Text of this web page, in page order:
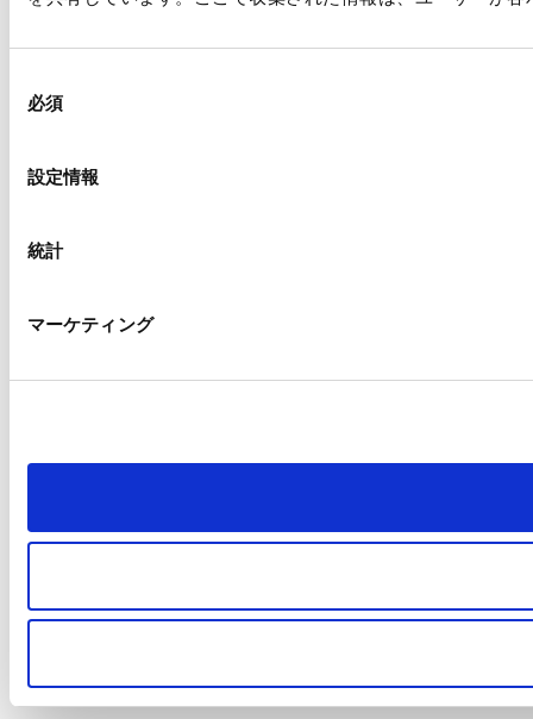
必須
設定情報
統計
マーケティング